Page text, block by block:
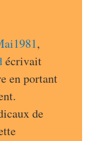
,
écrivait
en portant
de